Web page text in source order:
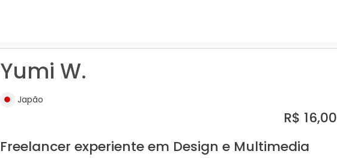
Yumi W.
Japão
R$ 16,00
Freelancer experiente em Design e Multimedia